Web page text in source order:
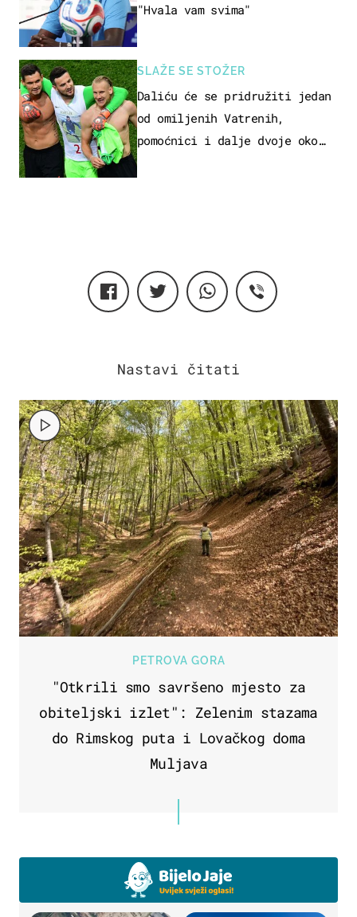
"Hvala vam svima"
SLAŽE SE STOŽER
Daliću će se pridružiti jedan
od omiljenih Vatrenih,
pomoćnici i dalje dvoje oko
PETROVA GORA
"Otkrili smo savršeno mjesto za
obiteljski izlet": Zelenim stazama
do Rimskog puta i Lovačkog doma
Muljava